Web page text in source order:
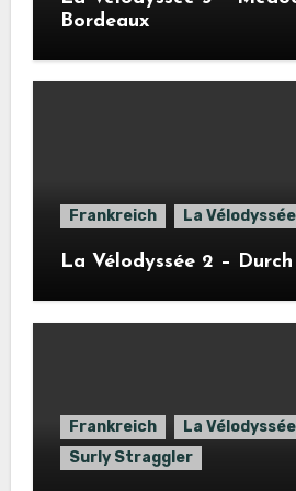
Bordeaux
Frankreich La Vélodyssée
La Vélodyssée 2 –
Frankreich La Vélodyssée
Surly Straggler